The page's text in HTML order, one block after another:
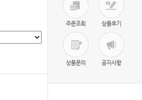
선택완료
주문조회 상품후기
상품문의 공지사항